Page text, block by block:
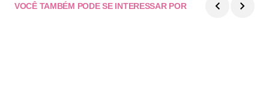
VOCÊ TAMBÉM PODE SE INTERESSAR POR